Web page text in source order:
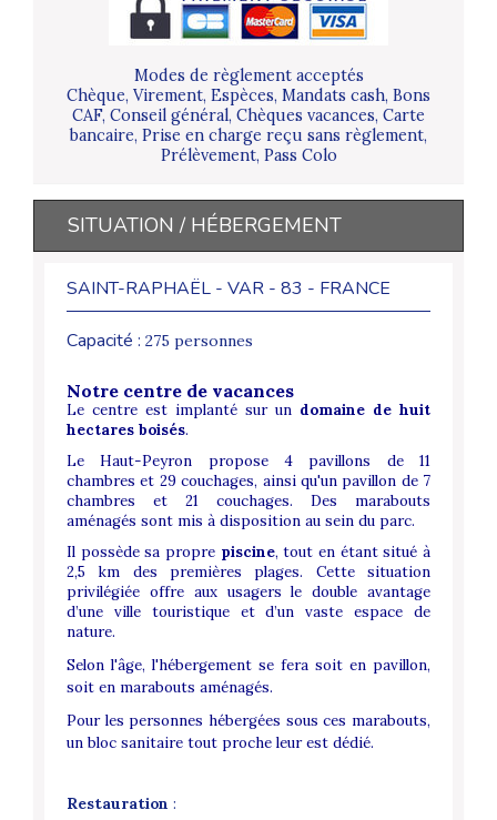
Modes de règlement acceptés
Chèque, Virement, Espèces, Mandats cash, Bons
CAF, Conseil général, Chèques vacances, Carte
bancaire, Prise en charge reçu sans règlement,
Prélèvement, Pass Colo
SITUATION / HÉBERGEMENT
SAINT-RAPHAËL - VAR - 83 - FRANCE
Capacité : 275 personnes
Notre centre de vacances
Le centre est implanté sur un domaine de huit
hectares boisés.
Le Haut-Peyron propose 4 pavillons de 11
chambres et 29 couchages, ainsi qu'un pavillon de 7
chambres et 21 couchages. Des marabouts
aménagés sont mis à disposition au sein du parc.
Il possède sa propre piscine, tout en étant situé à
2,5 km des premières plages. Cette situation
privilégiée offre aux usagers le double avantage
d’une ville touristique et d’un vaste espace de
nature.
Selon l'âge, l'hébergement se fera soit en pavillon,
soit en marabouts aménagés.
Pour les personnes hébergées sous ces marabouts,
un bloc sanitaire tout proche leur est dédié.
Restauration :